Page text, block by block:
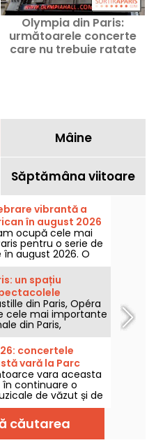
Olympia din Paris:
următoarele concerte
care nu trebuie ratate
Mâine
Săptămâna viitoare
vibrantă a
în august 2026
ocupă cele mai
pentru o serie de
august 2026. O
care
și reziliența
ale Bisericii Afro-
un spațiu
din Paris, Opéra
cele mai importante
din Paris,
de operă și balet
în 1989,
anual un
un punct de
de muzică lirică și
concertele
vară la Parc
vara aceasta
în continuare o
de văzut și de
Iată
de
și 6 septembrie
căutarea